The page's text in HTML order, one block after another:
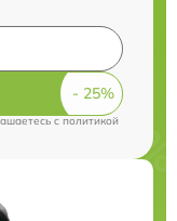
cполитикой